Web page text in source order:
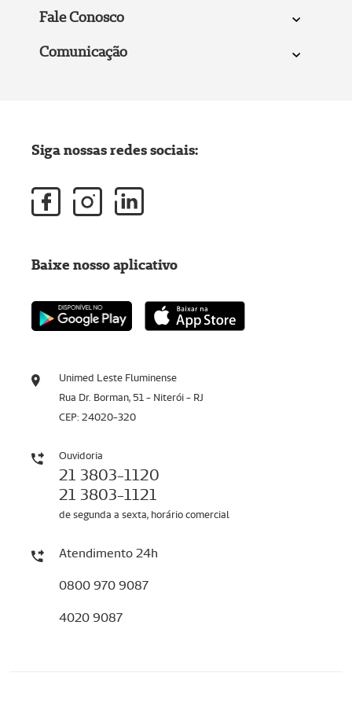
Fale Conosco
Comunicação
Unimed Leste Fluminense
Rua Dr. Borman, 51 - Niterói - RJ
CEP: 24020-320
Ouvidoria
21 3803-1120
21 3803-1121
de segunda a sexta, horário comercial
Atendimento 24h
0800 970 9087
4020 9087
Siga nossas redes sociais:
Baixe nosso aplicativo